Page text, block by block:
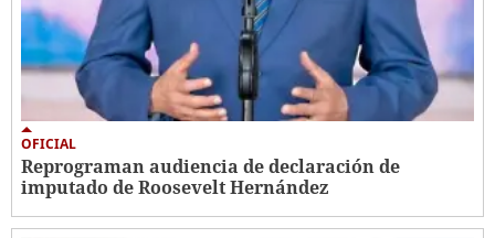
OFICIAL
Reprograman audiencia de declaración de
imputado de Roosevelt Hernández